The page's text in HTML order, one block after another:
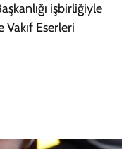
işbirliğiyle
Vakıf Eserleri